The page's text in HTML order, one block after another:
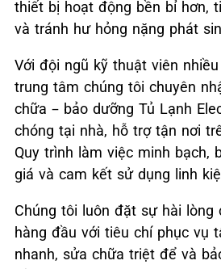
thiết bị hoạt động bền bỉ hơn,
và tránh hư hỏng nặng phát
Với đội ngũ kỹ thuật viên
trung tâm chúng tôi chuyên
chữa – bảo dưỡng Tủ Lạnh
chóng tại nhà, hỗ trợ tận nơi
Quy trình làm việc minh bạch,
giá và cam kết sử dụng linh
Chúng tôi luôn đặt sự hài lòng
hàng đầu với tiêu chí phục vụ
nhanh, sửa chữa triệt để và